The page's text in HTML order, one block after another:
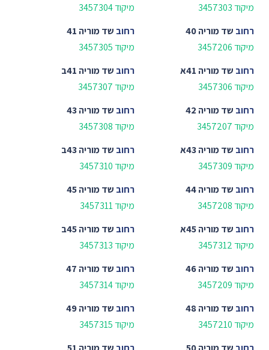
מיקוד 3457303
מיקוד 3457304
רחוב שד מוריה 40
מיקוד 3457206
רחוב שד מוריה 41
מיקוד 3457305
רחוב שד מוריה 41א
מיקוד 3457306
רחוב שד מוריה 41ב
מיקוד 3457307
רחוב שד מוריה 42
מיקוד 3457207
רחוב שד מוריה 43
מיקוד 3457308
רחוב שד מוריה 43א
מיקוד 3457309
רחוב שד מוריה 43ב
מיקוד 3457310
רחוב שד מוריה 44
מיקוד 3457208
רחוב שד מוריה 45
מיקוד 3457311
רחוב שד מוריה 45א
מיקוד 3457312
רחוב שד מוריה 45ב
מיקוד 3457313
רחוב שד מוריה 46
מיקוד 3457209
רחוב שד מוריה 47
מיקוד 3457314
רחוב שד מוריה 48
מיקוד 3457210
רחוב שד מוריה 49
מיקוד 3457315